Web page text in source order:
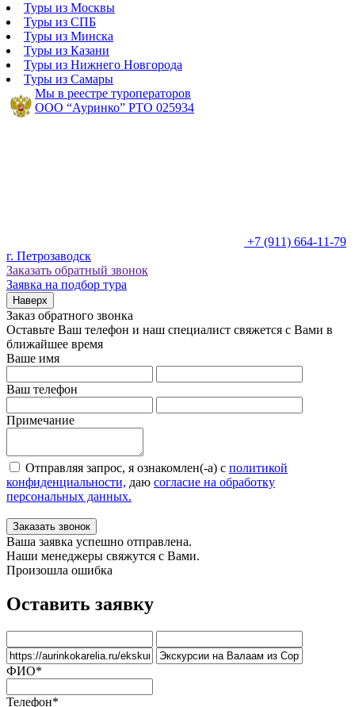
Туры из Москвы
Туры из СПБ
Туры из Минска
Туры из Казани
Туры из Нижнего Новгорода
Туры из Самары
Мы в реестре туроператоров
ООО “Ауринко” РТО 025934
+7 (911) 664-11-79
г. Петрозаводск
Заказать обратный звонок
Заявка на подбор тура
Наверх
Заказ обратного звонка
Оставьте Ваш телефон и наш специалист свяжется с Вами в
ближайшее время
Ваше имя
Ваш телефон
Примечание
Отправляя запрос, я ознакомлен(-а) с политикой
конфиденциальности, даю согласие на обработку
персональных данных.
Заказать звонок
Ваша заявка успешно отправлена.
Наши менеджеры свяжутся с Вами.
Произошла ошибка
Оставить заявку
ФИО*
Телефон*